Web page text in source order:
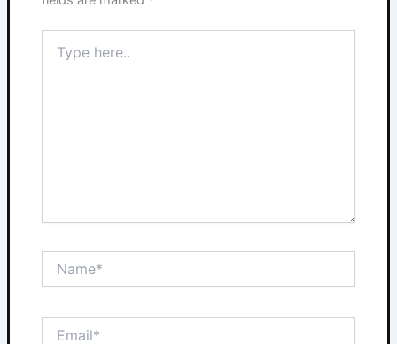
here..